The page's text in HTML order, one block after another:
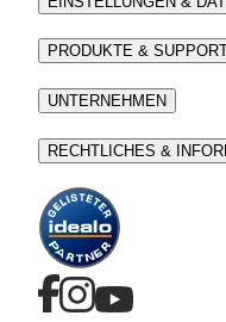
PRODUKTE &
UNTERNEHMEN
RECHTLICHES &